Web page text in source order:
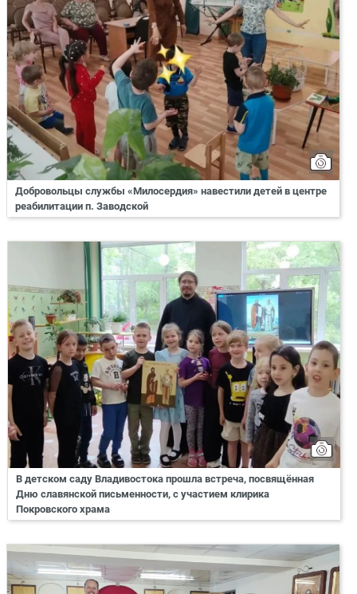
Добровольцы службы «Милосердия» навестили детей в центре
реабилитации п. Заводской
В детском саду Владивостока прошла встреча, посвящённая
Дню славянской письменности, с участием клирика
Покровского храма